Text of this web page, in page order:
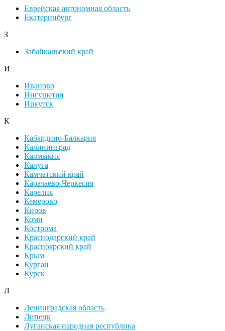
Еврейская автономная область
Екатеринбург
З
Забайкальский край
И
Иваново
Ингушетия
Иркутск
К
Кабардино-Балкария
Калининград
Калмыкия
Калуга
Камчатский край
Карачаево-Черкесия
Карелия
Кемерово
Киров
Коми
Кострома
Краснодарский край
Красноярский край
Крым
Курган
Курск
Л
Ленинградская область
Липецк
Луганская народная республика